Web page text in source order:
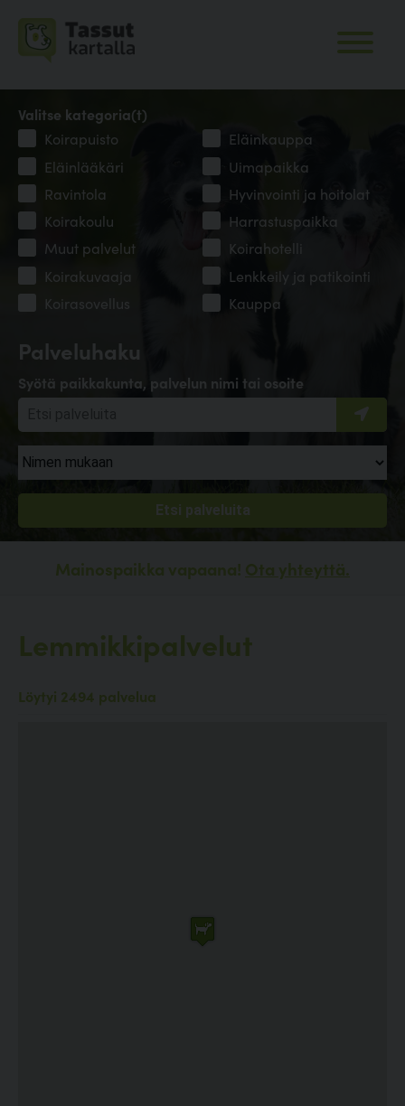
Palveluhaku
Syötä paikkakunta, palvelun nimi tai osoite
Valitse kategoria(t)
Koirapuisto
Eläinkauppa
Eläinlääkäri
Uimapaikka
Ravintola
Hyvinvointi ja hoitolat
Koirakoulu
Harrastuspaikka
Muut palvelut
Koirahotelli
Koirakuvaaja
Lenkkeily ja patikointi
Koirasovellus
Kauppa
Mainospaikka vapaana! Ota yhteyttä.
Lemmikkipalvelut
Löytyi 2494 palvelua